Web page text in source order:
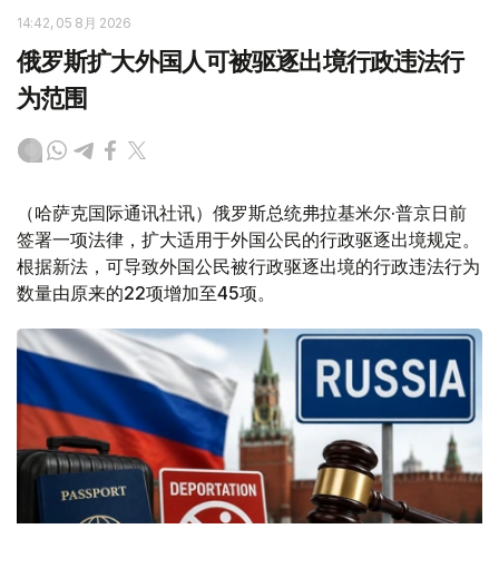
14:42, 05 8月 2026
俄罗斯扩大外国人可被驱逐出境行政违法行
为范围
（哈萨克国际通讯社讯）俄罗斯总统弗拉基米尔·普京日前
签署一项法律，扩大适用于外国公民的行政驱逐出境规定。
根据新法，可导致外国公民被行政驱逐出境的行政违法行为
数量由原来的22项增加至45项。